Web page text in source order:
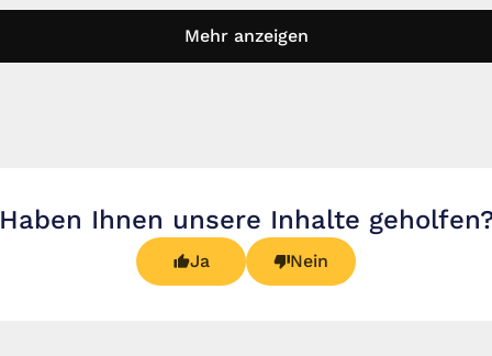
Mehr anzeigen
Haben Ihnen unsere Inhalte
Ja Nein